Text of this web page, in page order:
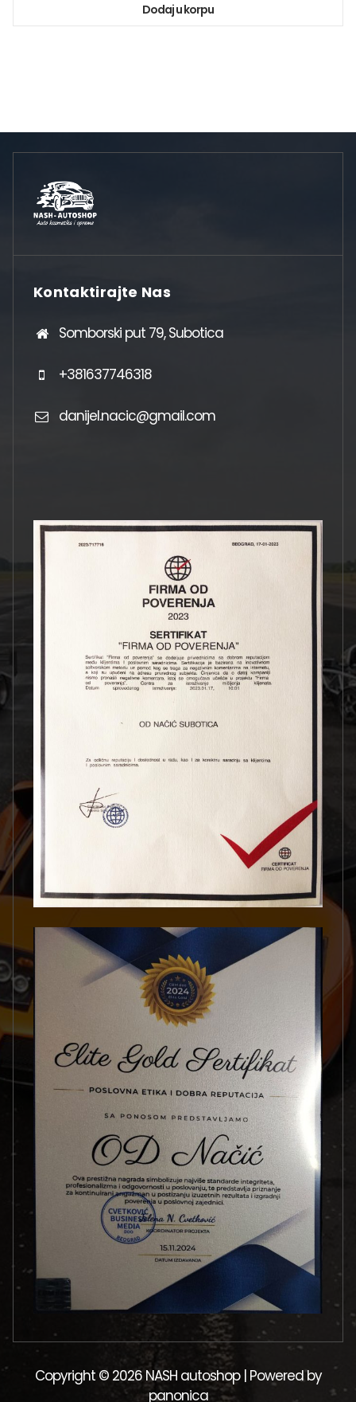
Dodaj u korpu
Kontaktirajte Nas
Somborski put 79, Subotica
+381637746318
danijel.nacic@gmail.com
Copyright © 2026 NASH autoshop | Powered by
panonica